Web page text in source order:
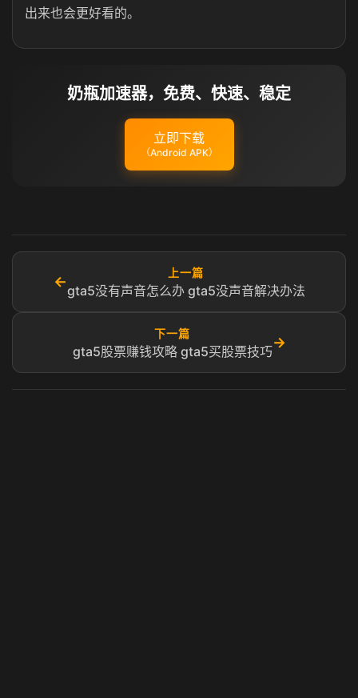
出来也会更好看的。
奶瓶加速器，免费、快速、稳定
立即下载
（Android APK）
←
上一篇
gta5没有声音怎么办 gta5没声音解决办法
下一篇
gta5股票赚钱攻略 gta5买股票技巧
→